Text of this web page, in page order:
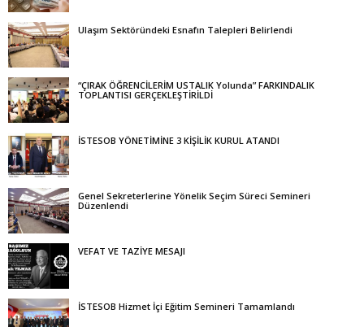
Ulaşım Sektöründeki Esnafın Talepleri Belirlendi
“ÇIRAK ÖĞRENCİLERİM USTALIK Yolunda” FARKINDALIK
TOPLANTISI GERÇEKLEŞTİRİLDİ
İSTESOB YÖNETİMİNE 3 KİŞİLİK KURUL ATANDI
Genel Sekreterlerine Yönelik Seçim Süreci Semineri
Düzenlendi
VEFAT VE TAZİYE MESAJI
İSTESOB Hizmet İçi Eğitim Semineri Tamamlandı